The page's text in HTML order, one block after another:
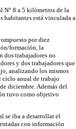
N° 8 a 5 kilómetros de la
habitantes está vinculada a
por diez
formación, la
dos trabajadores no
y dos trabajadores que
analizando los mismos
ciclo anual de trabajo
diciembre. Además del
tuvo como objetivo
se iba a desarrollar el
con información